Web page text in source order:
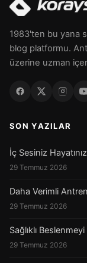
1983'ten bu yana
blog platformu.
üzerine uzman
SON YAZILAR
İç Sesiniz
29 Temmuz 2026
Daha Verimli
29 Temmuz 2026
Sağlıklı
29 Temmuz 2026